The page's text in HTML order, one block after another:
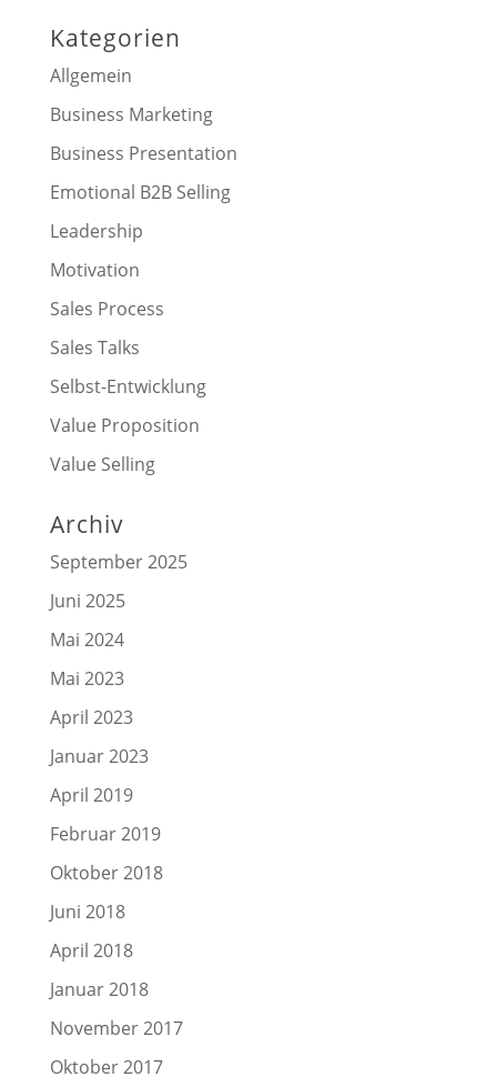
Kategorien
Allgemein
Business Marketing
Business Presentation
Emotional B2B Selling
Leadership
Motivation
Sales Process
Sales Talks
Selbst-Entwicklung
Value Proposition
Value Selling
Archiv
September 2025
Juni 2025
Mai 2024
Mai 2023
April 2023
Januar 2023
April 2019
Februar 2019
Oktober 2018
Juni 2018
April 2018
Januar 2018
November 2017
Oktober 2017